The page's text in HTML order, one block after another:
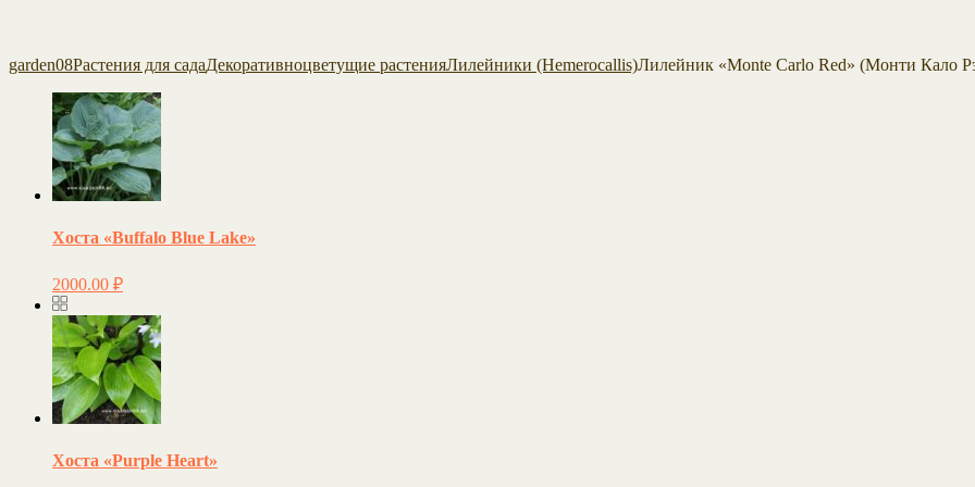
garden08Растения для садаДекоративноцветущие растенияЛилейники (Hemerocallis)Лилейник «Monte Carlo Red» (Монти Кало
Хоста «Buffalo Blue Lake»
2000.00 ₽
Хоста «Purple Heart»